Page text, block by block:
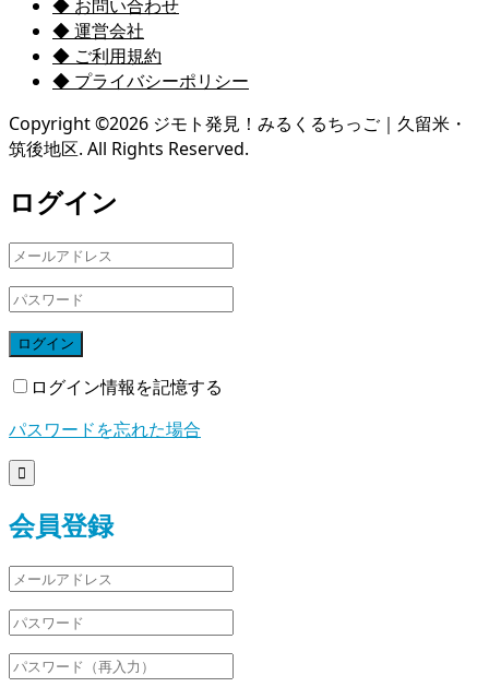
◆ お問い合わせ
◆ 運営会社
◆ ご利用規約
◆ プライバシーポリシー
Copyright ©2026 ジモト発見！みるくるちっご｜久留米・
筑後地区. All Rights Reserved.
ログイン
ログイン
ログイン情報を記憶する
パスワードを忘れた場合

会員登録